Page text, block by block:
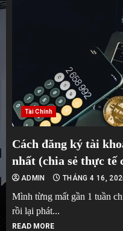
Tài Chính
Cách đăng ký tài
nhất (chia sẻ thực tế
ADMIN THÁNG 4 16,
Mình từng mất gần 1 tuần
rồi lại phát...
READ MORE